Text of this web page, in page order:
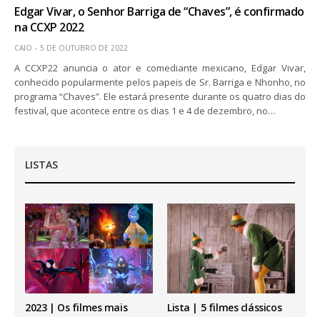
Edgar Vivar, o Senhor Barriga de “Chaves”, é confirmado
na CCXP 2022
CAIO 5 DE OUTUBRO DE 2022
A CCXP22 anuncia o ator e comediante mexicano, Edgar Vivar,
conhecido popularmente pelos papeis de Sr. Barriga e Nhonho, no
programa “Chaves”. Ele estará presente durante os quatro dias do
festival, que acontece entre os dias 1 e 4 de dezembro, no…
LISTAS
2023 | Os filmes mais
Lista | 5 filmes clássicos